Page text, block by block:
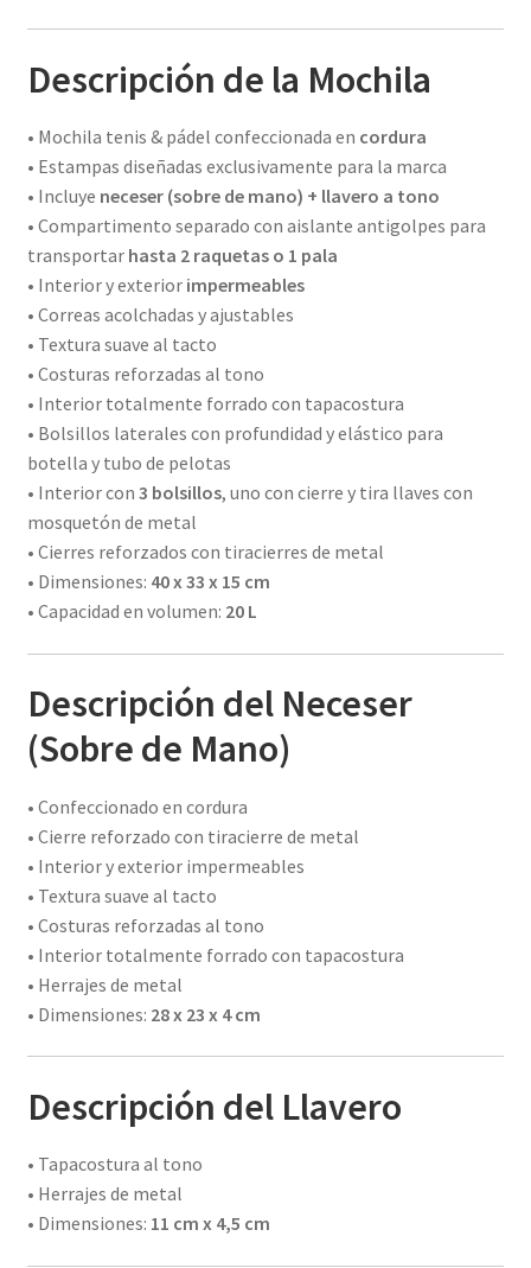
Descripción de la Mochila
• Mochila tenis & pádel confeccionada en cordura
• Estampas diseñadas exclusivamente para la marca
• Incluye neceser (sobre de mano) + llavero a tono
• Compartimento separado con aislante antigolpes para
transportar hasta 2 raquetas o 1 pala
• Interior y exterior impermeables
• Correas acolchadas y ajustables
• Textura suave al tacto
• Costuras reforzadas al tono
• Interior totalmente forrado con tapacostura
• Bolsillos laterales con profundidad y elástico para
botella y tubo de pelotas
• Interior con 3 bolsillos, uno con cierre y tira llaves con
mosquetón de metal
• Cierres reforzados con tiracierres de metal
• Dimensiones: 40 x 33 x 15 cm
• Capacidad en volumen: 20 L
Descripción del Neceser
(Sobre de Mano)
• Confeccionado en cordura
• Cierre reforzado con tiracierre de metal
• Interior y exterior impermeables
• Textura suave al tacto
• Costuras reforzadas al tono
• Interior totalmente forrado con tapacostura
• Herrajes de metal
• Dimensiones: 28 x 23 x 4 cm
Descripción del Llavero
• Tapacostura al tono
• Herrajes de metal
• Dimensiones: 11 cm x 4,5 cm